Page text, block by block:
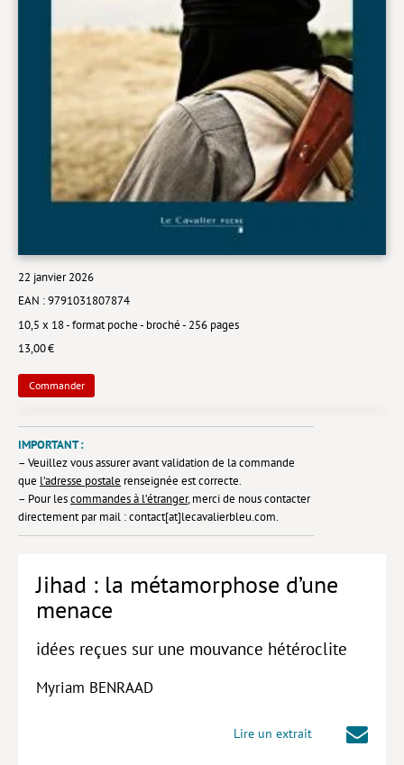
COLLECTIONS
Comment je suis devenu
Convergences
eDDen
Espèces
Figure[s] de…
Géopolitique de…
Idées Reçues
Lieux de…
MythO !
Actes de colloque
>> Livres numériques <<
PARTENARIATS
Idées reçues – Corporate
22 janvier 2026
EAN : 9791031807874
10,5 x 18 - format poche - broché - 256 pages
13,00 €
Commander
IMPORTANT :
– Veuillez vous assurer avant validation de la commande
que l’adresse postale renseignée est correcte.
– Pour lescommandes à l’étranger, merci de nous contacter
directement par mail : contact[at]lecavalierbleu.com.
Jihad : la métamorphose d’une
menace
idées reçues sur une mouvance hétéroclite
Myriam BENRAAD
Lire un extrait